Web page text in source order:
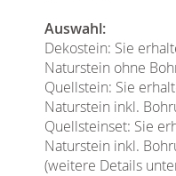
Auswahl:
Dekostein: Sie
Naturstein ohne
Quellstein: Sie
Naturstein inkl.
Quellsteinset: Sie
Naturstein inkl.
(weitere Details